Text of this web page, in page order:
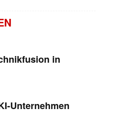
in
Unternehmen